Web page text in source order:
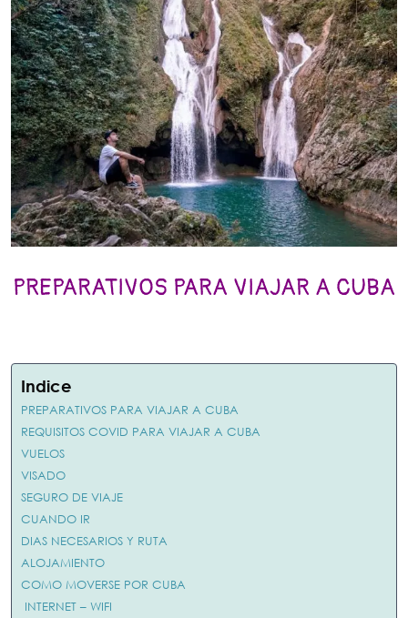
PREPARATIVOS PARA VIAJAR A CUBA
Indice
PREPARATIVOS PARA VIAJAR A CUBA
REQUISITOS COVID PARA VIAJAR A CUBA
VUELOS
VISADO
SEGURO DE VIAJE
CUANDO IR
DIAS NECESARIOS Y RUTA
ALOJAMIENTO
COMO MOVERSE POR CUBA
INTERNET – WIFI